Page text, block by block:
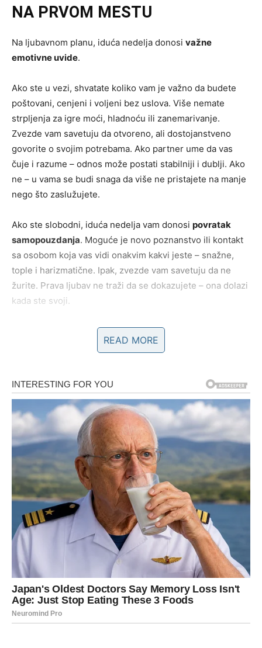
NA PRVOM MESTU
Na ljubavnom planu, iduća nedelja donosi važne
emotivne uvide.
Ako ste u vezi, shvatate koliko vam je važno da budete
poštovani, cenjeni i voljeni bez uslova. Više nemate
strpljenja za igre moći, hladnoću ili zanemarivanje.
Zvezde vam savetuju da otvoreno, ali dostojanstveno
govorite o svojim potrebama. Ako partner ume da vas
čuje i razume – odnos može postati stabilniji i dublji. Ako
ne – u vama se budi snaga da više ne pristajete na manje
nego što zaslužujete.
Ako ste slobodni, iduća nedelja vam donosi povratak
samopouzdanja. Moguće je novo poznanstvo ili kontakt
sa osobom koja vas vidi onakvim kakvi jeste – snažne,
tople i harizmatične. Ipak, zvezde vam savetuju da ne
žurite. Prava ljubav ne traži da se dokazujete – ona dolazi
kada ste svoji.
Savet zvezda u ljubavi:Ne tražite pažnju – birajte
POSAO I KARIJERA – VREME DA
SE VAŠ RAD VIDI
Na poslovnom planu, iduća nedelja može doneti
prepoznavanje vašeg truda. Možda kroz pohvalu, novu
odgovornost ili priliku da se istaknete. Zvezde vam
savetuju da budete sigurni u sebe, ali i profesionalni.
Nema potrebe da se takmičite – vaša energija govori
sama za sebe.
Ako ste u fazi nezadovoljstva poslom, ove nedelje
dolazite do važne spoznaje šta tačno želite da promenite.
Ovo je idealno vreme za planiranje, razgovore i strateške
poteze. Nemojte naglo spaljivati mostove, ali budite
svesni svoje vrednosti.
READ MORE